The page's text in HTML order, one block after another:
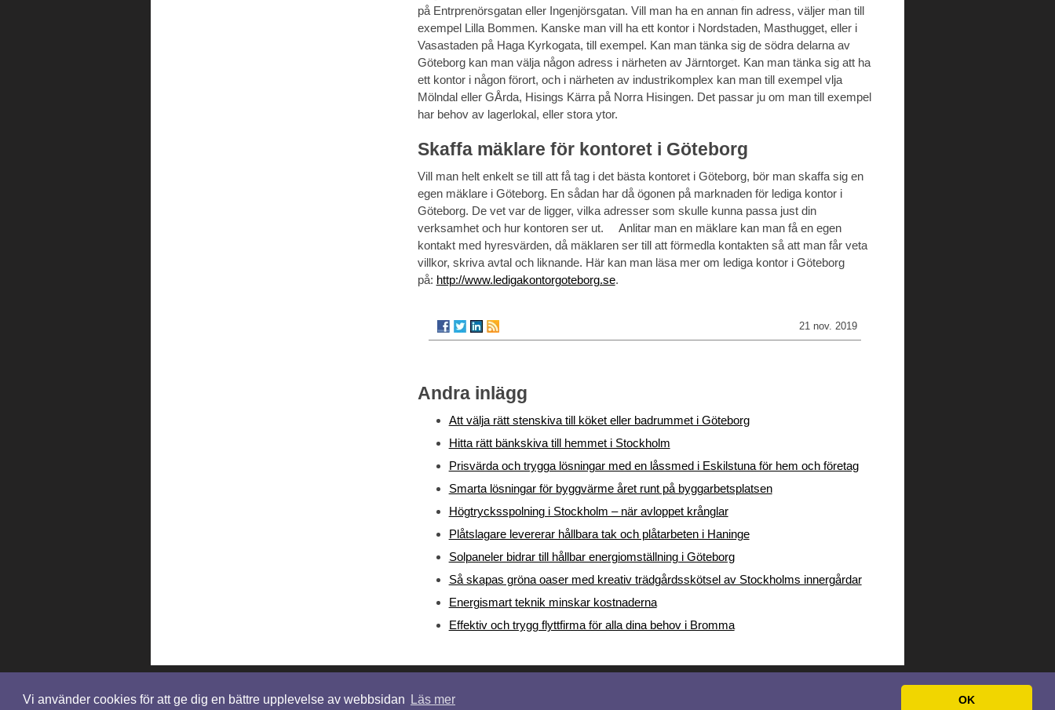
Vi använder cookies för att ge dig en bättre upplevelse av webbsidan Läs mer OK
på Entrprenörsgatan eller Ingenjörsgatan. Vill man ha en annan fin adress, väljer man till
exempel Lilla Bommen. Kanske man vill ha ett kontor i Nordstaden, Masthugget, eller i
Vasastaden på Haga Kyrkogata, till exempel. Kan man tänka sig de södra delarna av
Göteborg kan man välja någon adress i närheten av Järntorget. Kan man tänka sig att ha
ett kontor i någon förort, och i närheten av industrikomplex kan man till exempel vlja
Mölndal eller GÅrda, Hisings Kärra på Norra Hisingen. Det passar ju om man till exempel
har behov av lagerlokal, eller stora ytor.
Skaffa mäklare för kontoret i Göteborg
Vill man helt enkelt se till att få tag i det bästa kontoret i Göteborg, bör man skaffa sig en
egen mäklare i Göteborg. En sådan har då ögonen på marknaden för lediga kontor i
Göteborg. De vet var de ligger, vilka adresser som skulle kunna passa just din
verksamhet och hur kontoren ser ut. Anlitar man en mäklare kan man få en egen
kontakt med hyresvärden, då mäklaren ser till att förmedla kontakten så att man får veta
villkor, skriva avtal och liknande. Här kan man läsa mer om lediga kontor i Göteborg
på: http://www.ledigakontorgoteborg.se.
21 nov. 2019
Andra inlägg
Att välja rätt stenskiva till köket eller badrummet i Göteborg
Hitta rätt bänkskiva till hemmet i Stockholm
Prisvärda och trygga lösningar med en låssmed i Eskilstuna för hem och företag
Smarta lösningar för byggvärme året runt på byggarbetsplatsen
Högtrycksspolning i Stockholm – när avloppet krånglar
Plåtslagare levererar hållbara tak och plåtarbeten i Haninge
Solpaneler bidrar till hållbar energiomställning i Göteborg
Så skapas gröna oaser med kreativ trädgårdsskötsel av Stockholms innergårdar
Energismart teknik minskar kostnaderna
Effektiv och trygg flyttfirma för alla dina behov i Bromma